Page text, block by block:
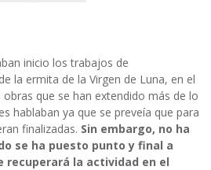
inicio los trabajos de
la ermita de la Virgen de Luna, en el
obras que se han extendido más de lo
hablaban ya que se preveía que para
finalizadas. Sin embargo, no ha
se ha puesto punto y final a
recuperará la actividad en el